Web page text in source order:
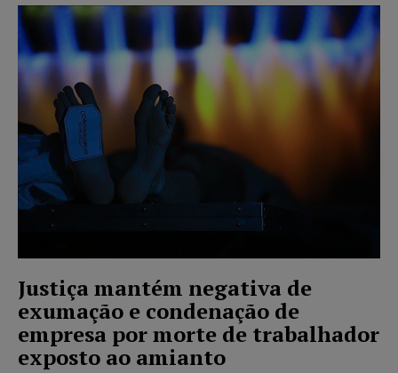
Justiça mantém negativa de
exumação e condenação de
empresa por morte de trabalhador
exposto ao amianto